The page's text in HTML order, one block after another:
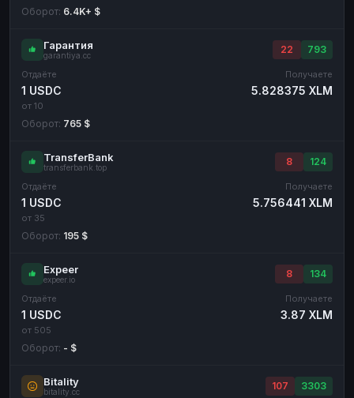
Оборот: 6.4K+ $
Гарантия
garantiya.cc
22 793
Отдаёте
1 USDC
от 10
Получаете
5.828375 XLM
Оборот: 765 $
TransferBank
transferbank.top
8 124
Отдаёте
1 USDC
от 35
Получаете
5.756441 XLM
Оборот: 195 $
Expeer
expeer.io
8 134
Отдаёте
1 USDC
от 505
Получаете
3.87 XLM
Оборот: - $
Bitality
bitality.cc
107 3303